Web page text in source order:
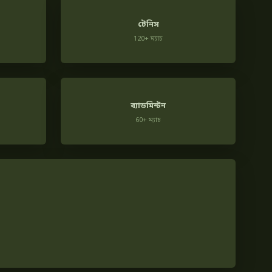
টেনিস
120+ ম্যাচ
ব্যাডমিন্টন
60+ ম্যাচ